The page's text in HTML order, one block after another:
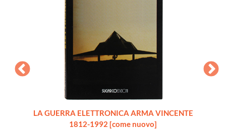
LA GUERRA ELETTRONICA ARMA VINCENTE
1812-1992 [come nuovo]